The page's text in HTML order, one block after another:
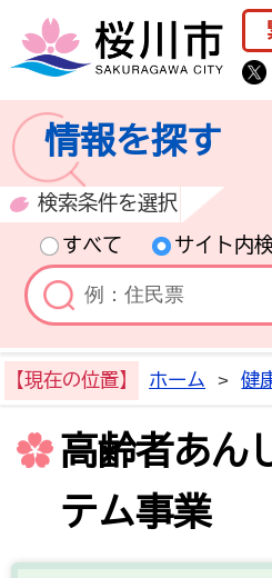
情報を探す
検索条件を選択
すべて
サイト内
【現在の位置】 ホーム > 健
高齢者あん
テム事業